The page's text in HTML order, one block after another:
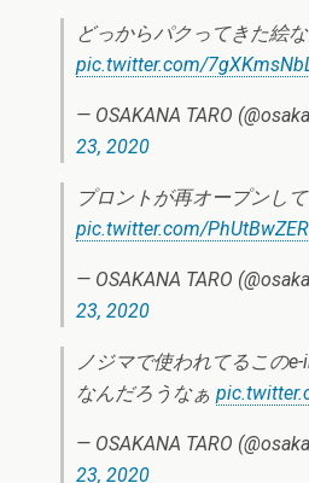
どっからパクってきた絵
pic.twitter.com/
— OSAKANA TARO
23, 2020
プロントが再オープンし
pic.twitter.com/
— OSAKANA TARO
23, 2020
ノジマで使われてるこの
なんだろうなぁ
— OSAKANA TARO
23, 2020